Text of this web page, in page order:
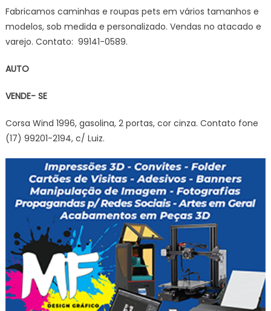
Fabricamos caminhas e roupas pets em vários tamanhos e
modelos, sob medida e personalizado. Vendas no atacado e
varejo. Contato: 99141-0589.
AUTO
VENDE- SE
Corsa Wind 1996, gasolina, 2 portas, cor cinza. Contato fone
(17) 99201-2194, c/ Luiz.